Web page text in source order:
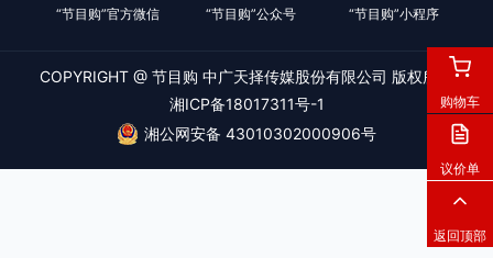
“节目购”官方微信 “节目购”公众号 “节目购”小程序
COPYRIGHT @ 节目购 中广天择传媒股份有限公司 版权所有
湘ICP备18017311号-1
湘公网安备 43010302000906号
购物车
议价单
返回顶部